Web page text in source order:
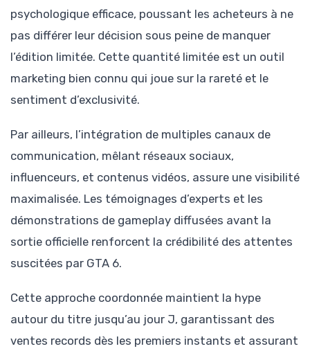
psychologique efficace, poussant les acheteurs à ne
pas différer leur décision sous peine de manquer
l’édition limitée. Cette quantité limitée est un outil
marketing bien connu qui joue sur la rareté et le
sentiment d’exclusivité.
Par ailleurs, l’intégration de multiples canaux de
communication, mêlant réseaux sociaux,
influenceurs, et contenus vidéos, assure une visibilité
maximalisée. Les témoignages d’experts et les
démonstrations de gameplay diffusées avant la
sortie officielle renforcent la crédibilité des attentes
suscitées par GTA 6.
Cette approche coordonnée maintient la hype
autour du titre jusqu’au jour J, garantissant des
ventes records dès les premiers instants et assurant